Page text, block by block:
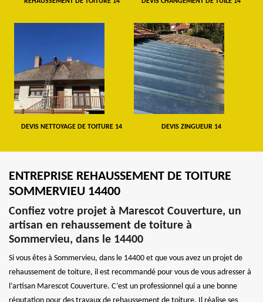
DEVIS NETTOYAGE DE TOITURE 14 DEVIS ZINGUEUR 14
ENTREPRISE REHAUSSEMENT DE TOITURE
SOMMERVIEU 14400
Confiez votre projet à Marescot Couverture, un
artisan en rehaussement de toiture à
Sommervieu, dans le 14400
Si vous êtes à Sommervieu, dans le 14400 et que vous avez un projet de
rehaussement de toiture, il est recommandé pour vous de vous adresser à
l’artisan Marescot Couverture. C’est un professionnel qui a une bonne